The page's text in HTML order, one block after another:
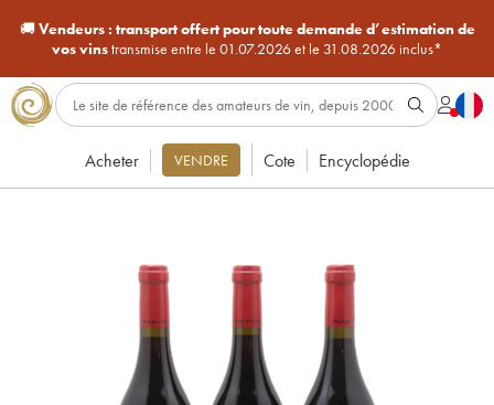
🚚Vendeurs : transport offert pour toute demande d’estimation de
vos vinstransmise entre le 01.07.2026 et le 31.08.2026 inclus*
Acheter VENDRE Cote Encyclopédie